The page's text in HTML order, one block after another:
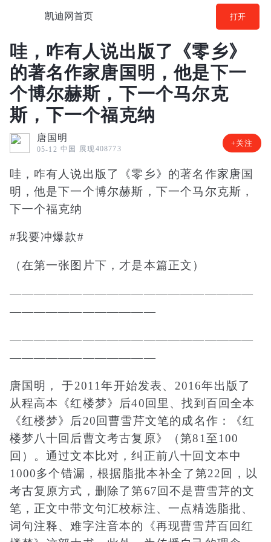
凯迪网首页 打开
哇，咋有人说出版了《零乡》
的著名作家唐国明，他是下一
个博尔赫斯，下一个马尔克
斯，下一个福克纳
唐国明
05-12 中国 展现408773
+关注
哇，咋有人说出版了《零乡》的著名作家唐国
明，他是下一个博尔赫斯，下一个马尔克斯，
下一个福克纳
#我要冲爆款#
（在第一张图片下，才是本篇正文）
————————————————————
————————————
————————————————————
————————————
唐国明， 于2011年开始发表、2016年出版了
从程高本《红楼梦》后40回里、找到百回全本
《红楼梦》后20回曹雪芹文笔的成名作：《红
楼梦八十回后曹文考古复原》（第81至100
回）。通过文本比对，纠正前八十回文本中
1000多个错漏，根据脂批本补全了第22回，以
考古复原方式，删除了第67回不是曹雪芹的文
笔，正文中带文句汇校标注、一点精选脂批、
词句注释、难字注音本的《再现曹雪芹百回红